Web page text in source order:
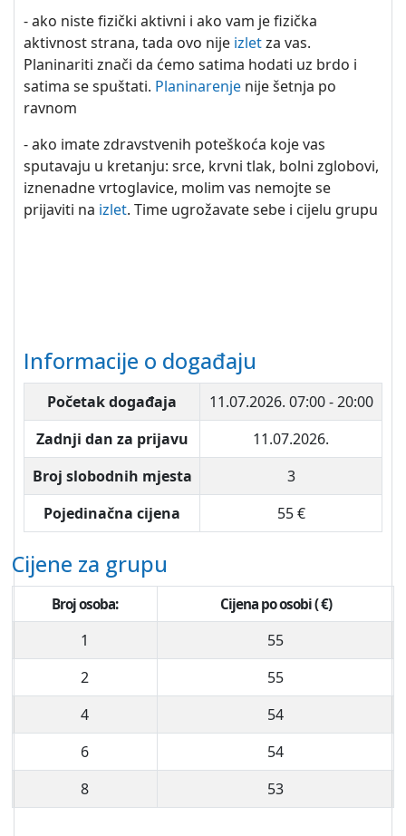
- ako niste fizički aktivni i ako vam je fizička
aktivnost strana, tada ovo nije izletza vas.
Planinariti znači da ćemo satima hodati uz brdo i
satima se spuštati. Planinarenje nije šetnja po
ravnom
- ako imate zdravstvenih poteškoća koje vas
sputavaju u kretanju: srce, krvni tlak, bolni zglobovi,
iznenadne vrtoglavice, molim vas nemojte se
prijaviti na izlet. Time ugrožavate sebe i cijelu grupu
Informacije o događaju
Početak događaja 11.07.2026. 07:00 - 20:00
Zadnji dan za prijavu
11.07.2026.
Broj slobodnih mjesta
3
Pojedinačna cijena
55 €
Cijene za grupu
Broj osoba: Cijena po osobi ( €)
1
55
2
55
4
54
6
54
8
53